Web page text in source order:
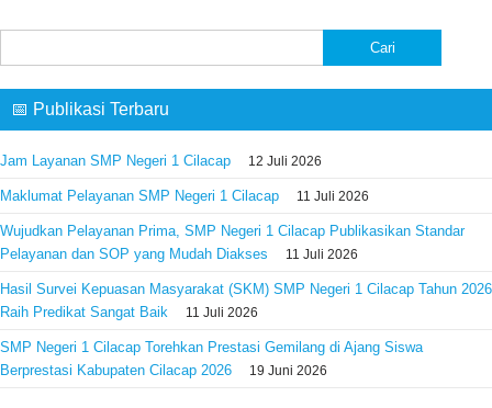
untuk:
📅 Publikasi Terbaru
Jam Layanan SMP Negeri 1 Cilacap 12 Juli 2026
Maklumat Pelayanan SMP Negeri 1 Cilacap 11 Juli 2026
Wujudkan Pelayanan Prima, SMP Negeri 1 Cilacap Publikasikan Standar
Pelayanan dan SOP yang Mudah Diakses
11 Juli 2026
Hasil Survei Kepuasan Masyarakat (SKM) SMP Negeri 1 Cilacap Tahun 2026
Raih Predikat Sangat Baik
11 Juli 2026
SMP Negeri 1 Cilacap Torehkan Prestasi Gemilang di Ajang Siswa
Berprestasi Kabupaten Cilacap 2026
19 Juni 2026